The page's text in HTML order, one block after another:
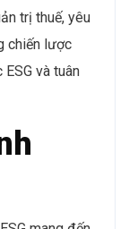
trị thuế, yêu
chiến lược
và tuân